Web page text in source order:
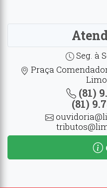
Seg. à
Praça
(81)
(81)